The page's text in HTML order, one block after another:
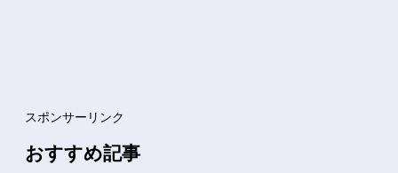
スポンサーリンク
おすすめ記事